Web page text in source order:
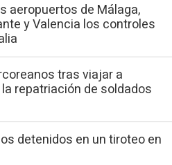
aeropuertos de Málaga,
y Valencia los controles
tras viajar a
repatriación de soldados
detenidos en un tiroteo en